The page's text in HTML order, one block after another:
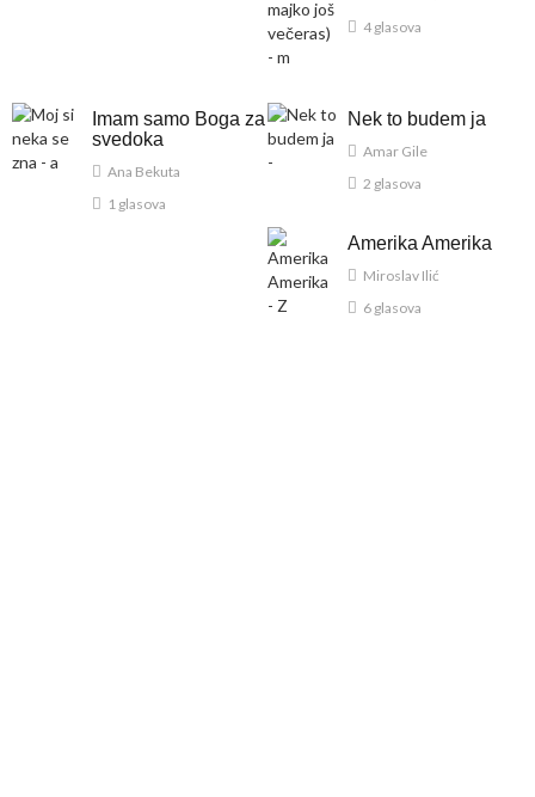
4 glasova
Imam samo Boga za
svedoka
Ana Bekuta
1 glasova
Nek to budem ja
Amar Gile
2 glasova
Amerika Amerika
Miroslav Ilić
6 glasova